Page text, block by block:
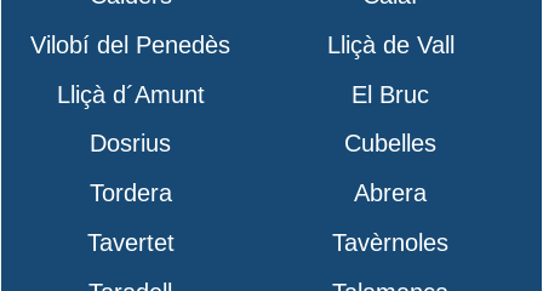
Vilobí del Penedès
Lliçà de Vall
Lliçà d´Amunt
El Bruc
Dosrius
Cubelles
Tordera
Abrera
Tavertet
Tavèrnoles